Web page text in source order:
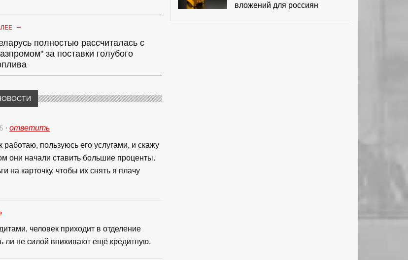
→
полностью рассчиталась с
за поставки голубого
· ответить
пользуюсь его услугами, и скажу
они начали ставить большие проценты.
на карточку, чтобы их снять я плачу
человек приходит в отделение
ли не силой впихивают ещё кредитную.
вложений для россиян